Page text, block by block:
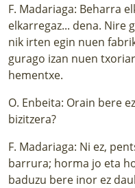
F. Madariaga: Beharra
elkarregaz... dena. Nire
nik irten egin nuen
gurago izan nuen
hementxe.
O. Enbeita: Orain bere
bizitzera?
F. Madariaga: Ni ez,
barrura; horma jo eta
baduzu bere inor ez